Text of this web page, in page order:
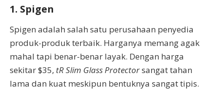
1. Spigen
Spigen adalah salah satu perusahaan penyedia
produk-produk terbaik. Harganya memang agak
mahal tapi benar-benar layak. Dengan harga
sekitar $35, tR Slim Glass Protectorsangat tahan
lama dan kuat meskipun bentuknya sangat tipis.